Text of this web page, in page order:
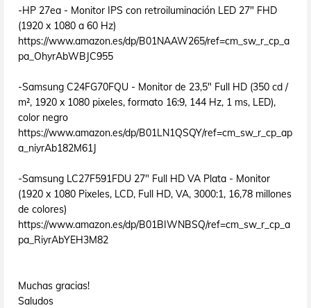
-HP 27ea - Monitor IPS con retroiluminación LED 27" FHD
(1920 x 1080 a 60 Hz)
https://www.amazon.es/dp/B01NAAW265/ref=cm_sw_r_cp_a
pa_OhyrAbWBJC955
-Samsung C24FG70FQU - Monitor de 23,5" Full HD (350 cd /
m², 1920 x 1080 pixeles, formato 16:9, 144 Hz, 1 ms, LED),
color negro
https://www.amazon.es/dp/B01LN1QSQY/ref=cm_sw_r_cp_ap
a_niyrAb182M61J
-Samsung LC27F591FDU 27" Full HD VA Plata - Monitor
(1920 x 1080 Pixeles, LCD, Full HD, VA, 3000:1, 16,78 millones
de colores)
https://www.amazon.es/dp/B01BIWNBSQ/ref=cm_sw_r_cp_a
pa_RiyrAbYEH3M82
Muchas gracias!
Saludos